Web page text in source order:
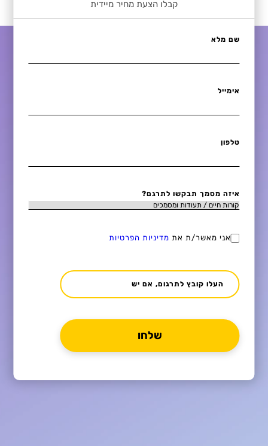
קבלו הצעת מחיר מיידית
שם מלא
אימייל
טלפון
איזה מסמך תבקשו לתרגם?
אני מאשר/ת את מדיניות הפרטיות
העלו קובץ לתרגום, אם יש